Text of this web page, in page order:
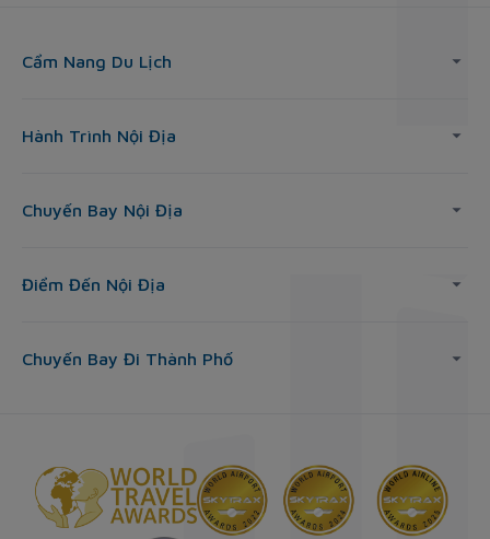
Cẩm Nang Du Lịch
Hành Trình Nội Địa
Chuyến Bay Nội Địa
Điểm Đến Nội Địa
Chuyến Bay Đi Thành Phố